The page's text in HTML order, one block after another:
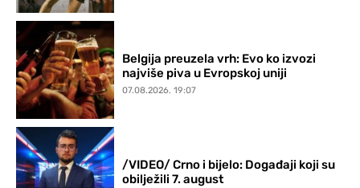
Belgija preuzela vrh: Evo ko izvozi
najviše piva u Evropskoj uniji
07.08.2026. 19:07
/VIDEO/ Crno i bijelo: Događaji koji su
obilježili 7. august